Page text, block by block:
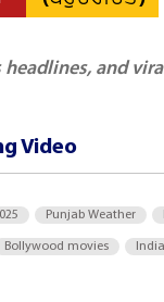
and
Video
Punjab Weather
Bollywood movies